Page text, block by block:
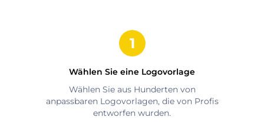
Wählen Sie eine Logovorlage
Wählen Sie aus Hunderten von
anpassbaren Logovorlagen, die von Profis
entworfen wurden.